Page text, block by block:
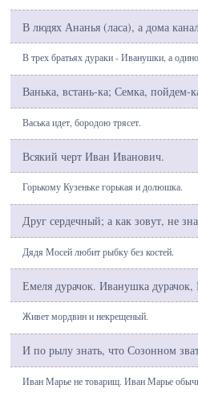
В людях Ананья (ласа), а дома
В трех братьях дураки - Иванушки, а
Ванька, встань-ка; Семка, пойдем-
Васька идет, бородою трясет.
Всякий черт Иван Иванович.
Горькому Кузеньке горькая и долюшка.
Друг сердечный; а как зовут, не
Дядя Мосей любит рыбку без костей.
Емеля дурачок. Иванушка дурачок,
Живет мордвин и некрещеный.
И по рылу знать, что Созонном
Иван Марье не товарищ. Иван Марье